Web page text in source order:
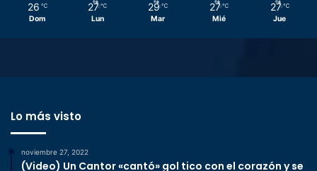
26 ℃
Dom
27 ℃
Lun
29 ℃
Mar
27 ℃
Mié
27 ℃
Jue
Lo más visto
noviembre 27, 2022
(Video) Un Cantor «cantó» gol tico con el corazón y se